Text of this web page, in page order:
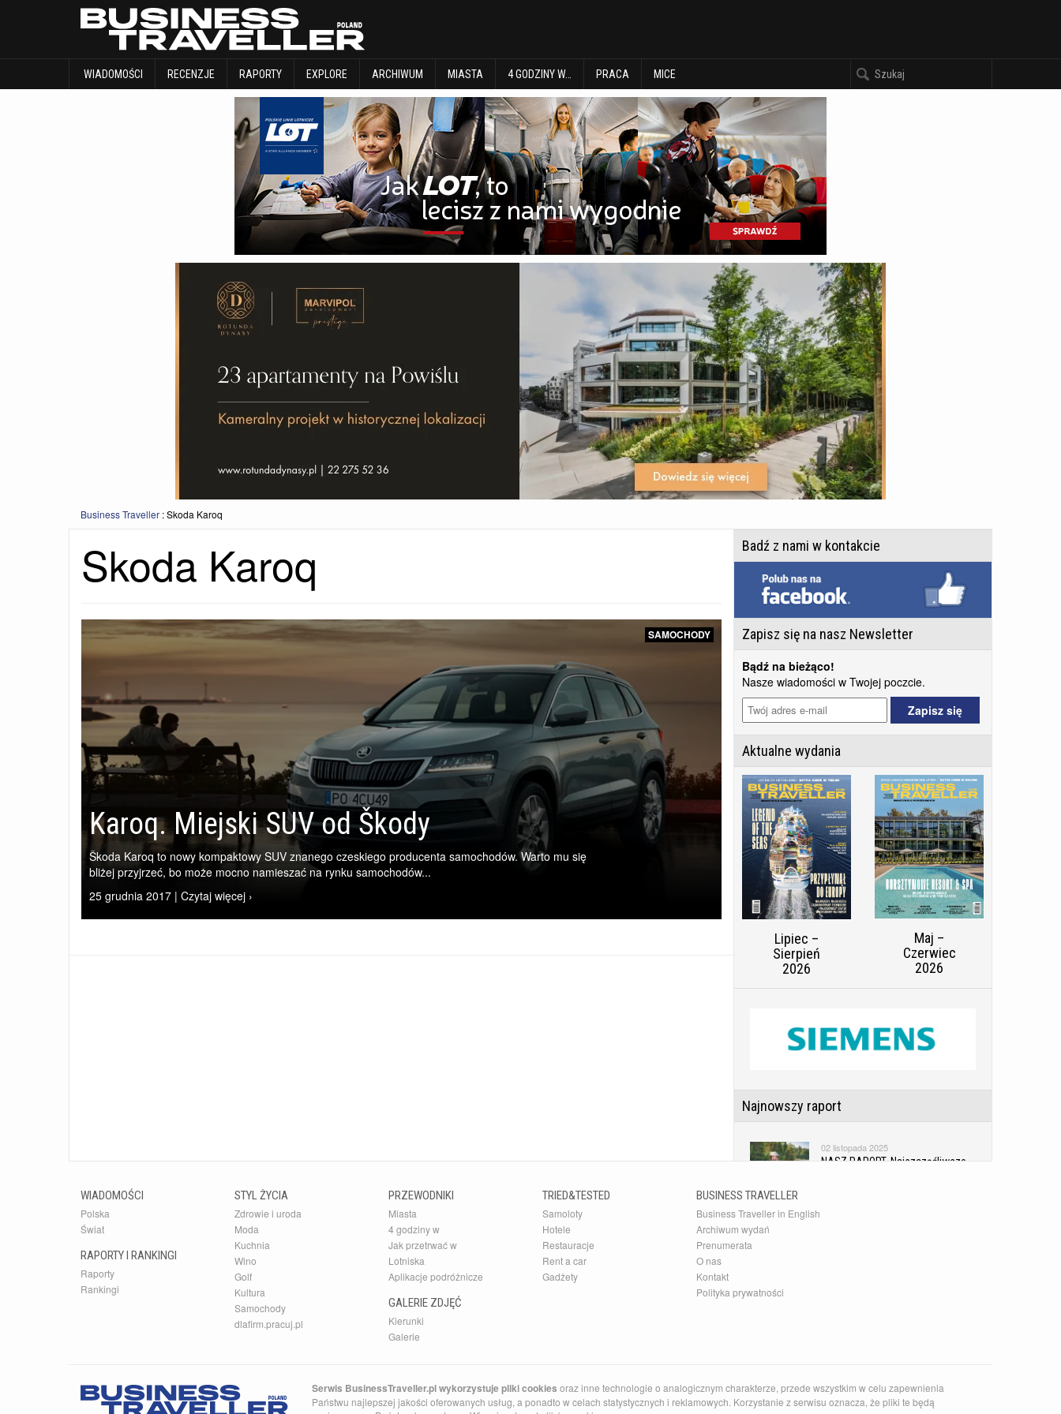
WIADOMOŚCI RECENZJE RAPORTY EXPLORE ARCHIWUM MIASTA 4 GODZINY W… PRACA MICE
WIADOMOŚCI RECENZJE
Business Traveller :Skoda Karoq
Skoda Karoq
SAMOCHODY
Karoq. Miejski SUV od Škody
Škoda Karoq to nowy kompaktowy SUV znanego czeskiego producenta samochodów. Warto mu się
bliżej przyjrzeć, bo może mocno namieszać na rynku samochodów...
25 grudnia 2017 | Czytaj więcej ›
Badź z nami w kontakcie
Zapisz się na nasz Newsletter
Bądź na bieżąco!
Nasze wiadomości w Twojej poczcie.
Aktualne wydania
Lipiec –
Sierpień
2026
Maj –
Czerwiec
2026
Najnowszy raport
02 listopada 2025
NASZ RAPORT. Najszczęśliwsze
Najnowsza Galeria
Zaskakujące słowackie Pieniny
WIADOMOŚCI
Polska
Świat
RAPORTY I RANKINGI
Raporty
Rankingi
STYL ŻYCIA
Zdrowie i uroda
Moda
Kuchnia
Wino
Golf
Kultura
Samochody
dlafirm.pracuj.pl
PRZEWODNIKI
Miasta
4 godziny w
Jak przetrwać w
Lotniska
Aplikacje podróżnicze
GALERIE ZDJĘĆ
Kierunki
Galerie
TRIED&TESTED
Samoloty
Hotele
Restauracje
Rent a car
Gadżety
BUSINESS TRAVELLER
Business Traveller in English
Archiwum wydań
Prenumerata
O nas
Kontakt
Polityka prywatności
Serwis BusinessTraveller.pl wykorzystuje pliki cookies oraz inne technologie o analogicznym charakterze, przede wszystkim w celu zapewnienia
Państwu najlepszej jakości oferowanych usług, a ponadto w celach statystycznych i reklamowych. Korzystanie z serwisu oznacza, że pliki te będą